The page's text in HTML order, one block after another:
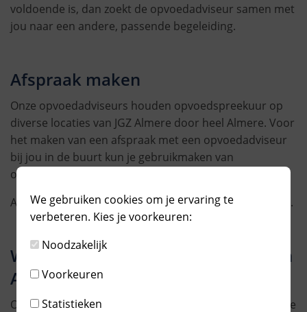
voldoende is, dan zoekt de opvoedadviseur samen met
jou naar een andere, passende begeleiding.
Afspraak maken
Onze opvoedadviseurs houden opvoedspreekuur op
diverse locaties van JGZ Almere door heel Almere. Voor
het maken van een afspraak met een opvoedadviseur
bij jou in de buurt kun je gebruikmaken van
onderstaand contactformulier.
Aan het opvoedspreekuur zijn geen kosten verbonden.
Waar vind je de opvoedadviseurs in
Almere?
Opvoedadviseurs houden opvoedspreekuur op diverse
We gebruiken cookies om je ervaring te
verbeteren. Kies je voorkeuren:
Noodzakelijk
Voorkeuren
Statistieken